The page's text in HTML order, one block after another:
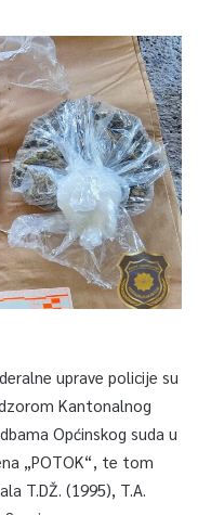
uprave policije su
Kantonalnog
Općinskog suda u
„POTOK“, te tom
T.DŽ. (1995), T.A.